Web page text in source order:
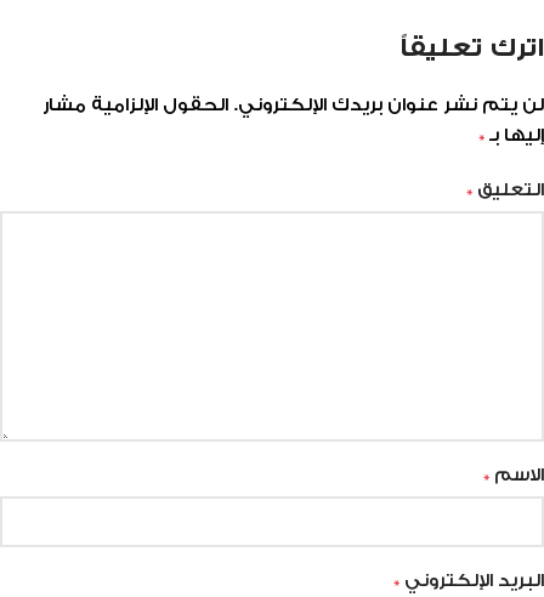
اترك تعليقاً
لن يتم نشر عنوان بريدك الإلكتروني. الحقول الإلزامية مشار
إليها بـ *
التعليق *
الاسم *
البريد الإلكتروني *